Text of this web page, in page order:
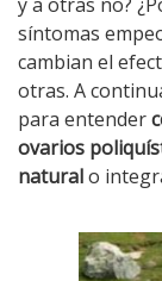
síntomas
cambian el
otras. A
para entender
ovarios
naturalo